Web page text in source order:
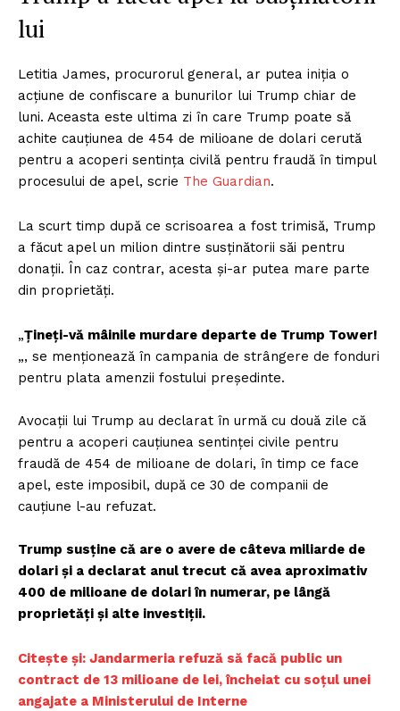
lui
Letitia James, procurorul general, ar putea iniția o
acțiune de confiscare a bunurilor lui Trump chiar de
luni. Aceasta este ultima zi în care Trump poate să
achite cauțiunea de 454 de milioane de dolari cerută
pentru a acoperi sentința civilă pentru fraudă în timpul
procesului de apel, scrie The Guardian.
La scurt timp după ce scrisoarea a fost trimisă, Trump
a făcut apel un milion dintre susținătorii săi pentru
donații. În caz contrar, acesta și-ar putea mare parte
din proprietăți.
„Țineți-vă mâinile murdare departe de Trump Tower!
„, se menționează în campania de strângere de fonduri
pentru plata amenzii fostului președinte.
Avocații lui Trump au declarat în urmă cu două zile că
pentru a acoperi cauțiunea sentinței civile pentru
fraudă de 454 de milioane de dolari, în timp ce face
apel, este imposibil, după ce 30 de companii de
cauțiune l-au refuzat.
Trump susține că are o avere de câteva miliarde de
dolari și a declarat anul trecut că avea aproximativ
400 de milioane de dolari în numerar, pe lângă
proprietăți și alte investiții.
Citește și: Jandarmeria refuză să facă public un
contract de 13 milioane de lei, încheiat cu soțul unei
angajate a Ministerului de Interne